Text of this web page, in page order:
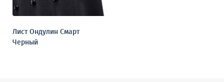
Лист Ондулин Смарт
Черный